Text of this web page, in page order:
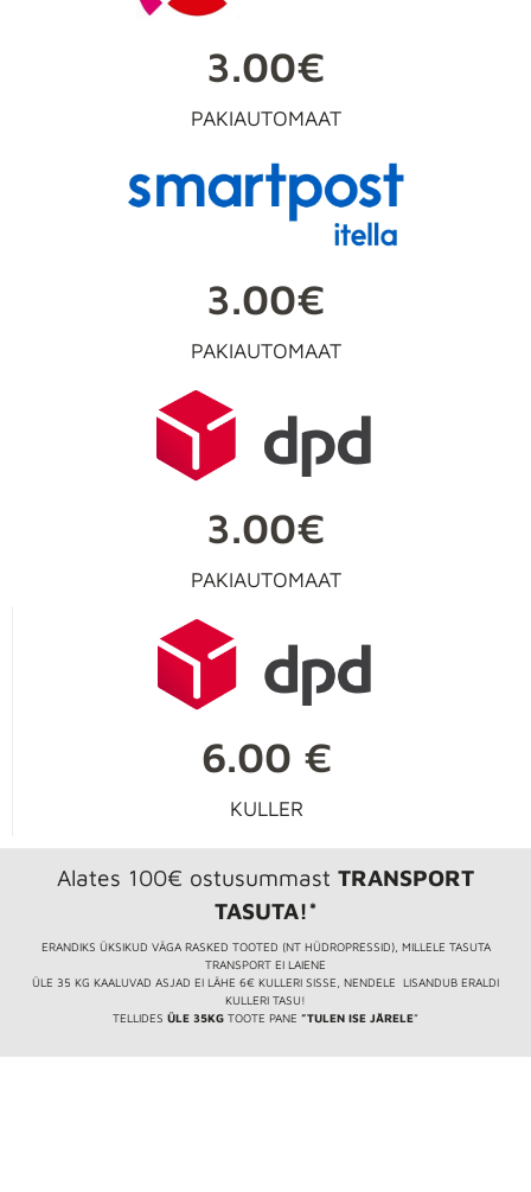
3.00€
PAKIAUTOMAAT
3.00€
PAKIAUTOMAAT
3.00€
PAKIAUTOMAAT
6.00 €
KULLER
Alates 100€ ostusummast TRANSPORT
TASUTA!*
ERANDIKS ÜKSIKUD VÄGA RASKED TOOTED (NT HÜDROPRESSID), MILLELE TASUTA
TRANSPORT EI LAIENE
ÜLE 35 KG KAALUVAD ASJAD EI LÄHE 6€ KULLERI SISSE, NENDELE LISANDUB ERALDI
KULLERI TASU!
TELLIDES ÜLE 35KG TOOTE PANE ”TULEN ISE JÄRELE”